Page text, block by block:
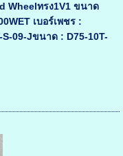
Wheelทรง1V1 ขนาด
เบอร์เพชร :
09-Jขนาด : D75-10T-